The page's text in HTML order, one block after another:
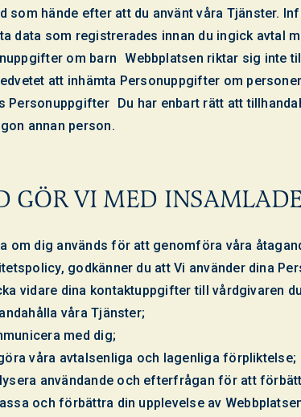
som hände efter att du använt våra Tjänster.
data som registrerades innan du ingick avtal
om barn Webbplatsen riktar sig inte
att inhämta Personuppgifter om
Personuppgifter Du har enbart rätt att
annan person.
GÖR VI MED
om dig används för att genomföra våra
godkänner du att Vi använder dina
vidare dina kontaktuppgifter till vårdgivaren
våra Tjänster;
med dig;
våra avtalsenliga och lagenliga förpliktelse;
användande och efterfrågan för att
och förbättra din upplevelse av